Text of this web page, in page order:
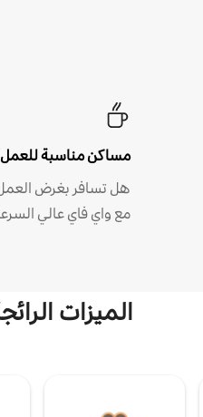
مساكن مناسبة للعمل
هل تسافر بغرض
مع واي فاي عالي
الميزات